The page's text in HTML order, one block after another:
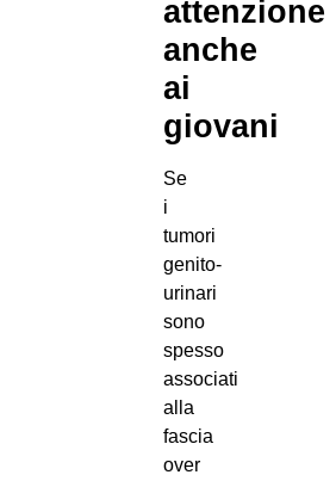
attenzione
anche
ai
giovani
Se
i
tumori
genito-
urinari
sono
spesso
associati
alla
fascia
over